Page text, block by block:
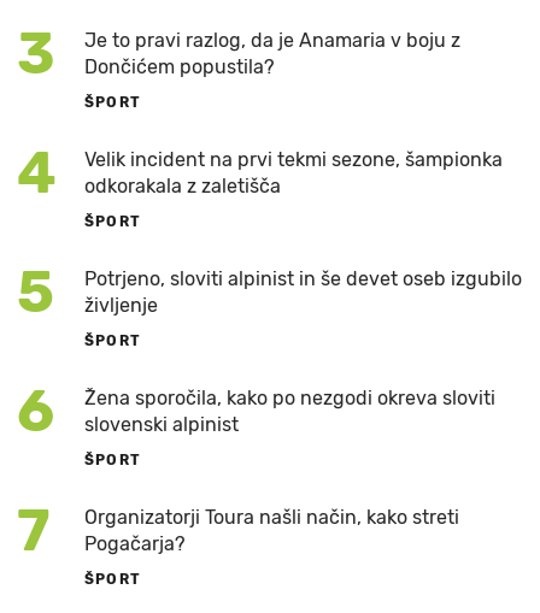
3
Je to pravi razlog, da je Anamaria v boju z
Dončićem popustila?
ŠPORT
4
Velik incident na prvi tekmi sezone, šampionka
odkorakala z zaletišča
ŠPORT
5
Potrjeno, sloviti alpinist in še devet oseb izgubilo
življenje
ŠPORT
6
Žena sporočila, kako po nezgodi okreva sloviti
slovenski alpinist
ŠPORT
7
Organizatorji Toura našli način, kako streti
Pogačarja?
ŠPORT